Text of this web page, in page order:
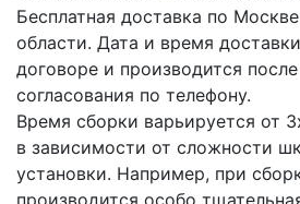
Бесплатная доставка по
области. Дата и время
договоре и производится
согласования по телефону.
Время сборки варьируется от
в зависимости от сложности
установки. Например, при